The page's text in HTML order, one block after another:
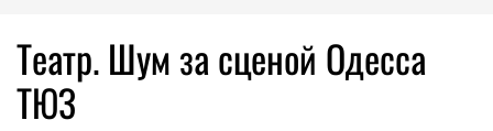
Театр. Шум за сценой Одесса
ТЮЗ